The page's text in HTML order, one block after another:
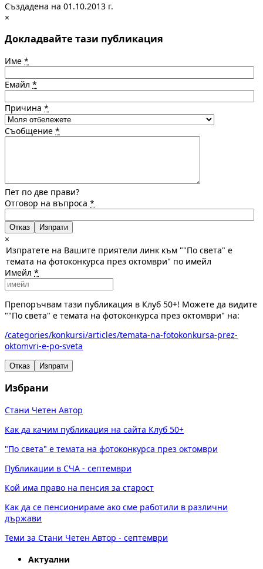
Създадена на 01.10.2013 г.
×
Докладвайте тази публикация
Име *
Емайл *
Причина *
Съобщение *
Пет по две прави?
Отговор на въпроса *
Отказ
×
Изпратете на Вашите приятели линк към ""По света" е
темата на фотоконкурса през октомври" по имейл
Имейл *
Препоръчвам тази публикация в Клуб 50+! Можете да видите
""По света" е темата на фотоконкурса през октомври" на:
/categories/konkursi/articles/temata-na-fotokonkursa-prez-
oktomvri-e-po-sveta
Отказ Изпрати
Избрани
Стани Четен Автор
Как да качим публикация на сайта Клуб 50+
"По света" е темата на фотоконкурса през октомври
Публикации в СЧА - септември
Кой има право на пенсия за старост
Как да се пенсионираме ако сме работили в различни
държави
Теми за Стани Четен Автор - септември
Актуални